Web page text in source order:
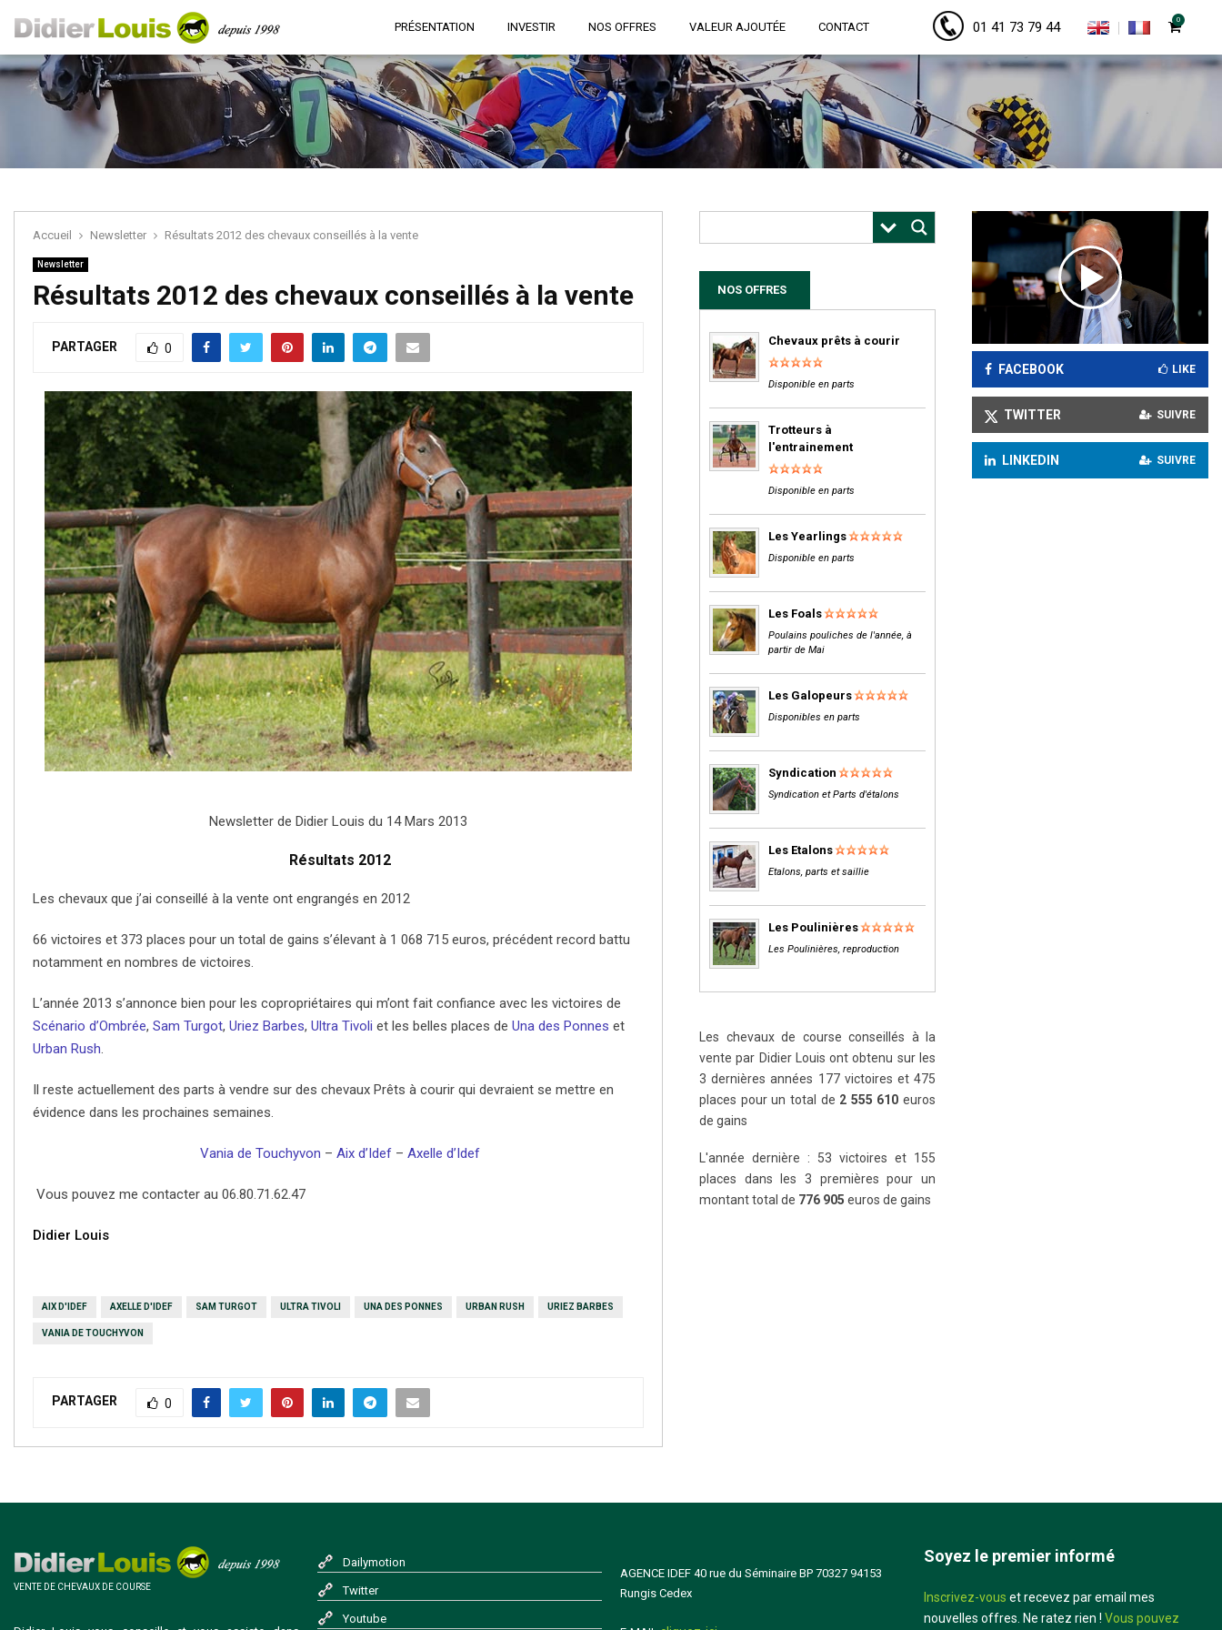
PRÉSENTATION INVESTIR NOS OFFRES VALEUR AJOUTÉE CONTACT 01 41 73 79 44 0
Accueil Newsletter Résultats 2012 des chevaux conseillés à la vente
Newsletter
Résultats 2012 des chevaux conseillés à la vente
PARTAGER 0
Newsletter de Didier Louis du 14 Mars 2013
Résultats 2012
Les chevaux que j’ai conseillé à la vente ont engrangés en 2012
66 victoires et 373 places pour un total de gains s’élevant à 1 068 715 euros, précédent record battu
notamment en nombres de victoires.
L’année 2013 s’annonce bien pour les copropriétaires qui m’ont fait confiance avec les victoires de
Scénario d’Ombrée, Sam Turgot, Uriez Barbes, Ultra Tivoli et les belles places de Una des Ponnes et
Urban Rush
Il reste actuellement des parts à vendre sur des chevaux Prêts à courir qui devraient se mettre en
évidence dans les prochaines semaines.
Vania de Touchyvon – Aix d’Idef – Axelle d’Idef
Vous pouvez me contacter au 06.80.71.62.47
Didier Louis
AIX D'IDEF AXELLE D'IDEF SAM TURGOT ULTRA TIVOLI UNA DES PONNES URBAN RUSH URIEZ BARBES
VANIA DE TOUCHYVON
PARTAGER 0
FACEBOOK LIKE
TWITTER SUIVRE
LINKEDIN SUIVRE
NOS OFFRES
Chevaux prêts à courir
Disponible en parts
Trotteurs à
l'entrainement
Disponible en parts
Les Yearlings
Disponible en parts
Les Foals
Poulains pouliches de l'année, à
partir de Mai
Les Galopeurs
Disponibles en parts
Syndication
Syndication et Parts d'étalons
Les Etalons
Etalons, parts et saillie
Les Poulinières
Les Poulinières, reproduction
Les chevaux de course conseillés à la
vente par Didier Louis ont obtenu sur les
3 dernières années 177 victoires et 475
places pour un total de 2 555 610 euros
de gains
L'année dernière : 53 victoires et 155
places dans les 3 premières pour un
montant total de 776 905 euros de gains
VENTE DE CHEVAUX DE COURSE
Dailymotion
Twitter
Youtube
AGENCE IDEF 40 rue du Séminaire BP 70327 94153
Rungis Cedex
Soyez le premier informé
Inscrivez-vous et recevez par email mes
nouvelles offres. Ne ratez rien ! Vous pouvez